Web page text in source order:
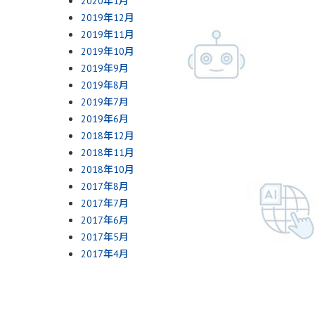
2019年12月
2019年11月
2019年10月
2019年9月
2019年8月
2019年7月
2019年6月
2018年12月
2018年11月
2018年10月
2017年8月
2017年7月
2017年6月
2017年5月
2017年4月